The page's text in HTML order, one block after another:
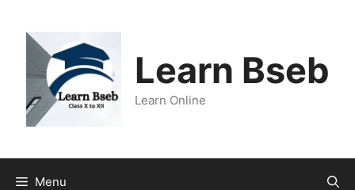
Learn Bseb
Learn Online
Menu